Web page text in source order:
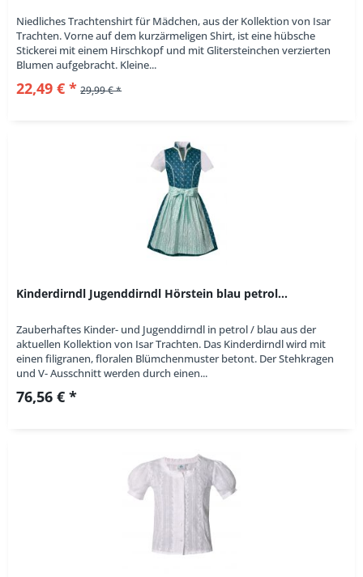
Niedliches Trachtenshirt für Mädchen, aus der Kollektion von Isar
Trachten. Vorne auf dem kurzärmeligen Shirt, ist eine hübsche
Stickerei mit einem Hirschkopf und mit Glitersteinchen verzierten
Blumen aufgebracht. Kleine...
22,49 € * 29,99 € *
Kinderdirndl Jugenddirndl Hörstein blau petrol...
Zauberhaftes Kinder- und Jugenddirndl in petrol / blau aus der
aktuellen Kollektion von Isar Trachten. Das Kinderdirndl wird mit
einen filigranen, floralen Blümchenmuster betont. Der Stehkragen
und V- Ausschnitt werden durch einen...
76,56 € *